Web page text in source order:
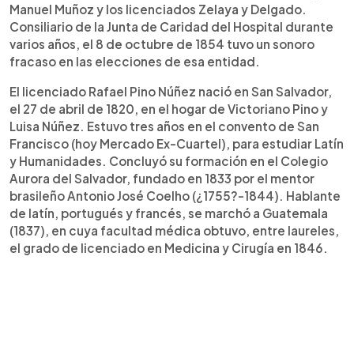
Manuel Muñoz y los licenciados Zelaya y Delgado.
Consiliario de la Junta de Caridad del Hospital durante
varios años, el 8 de octubre de 1854 tuvo un sonoro
fracaso en las elecciones de esa entidad.
El licenciado Rafael Pino Núñez nació en San Salvador,
el 27 de abril de 1820, en el hogar de Victoriano Pino y
Luisa Núñez. Estuvo tres años en el convento de San
Francisco (hoy Mercado Ex-Cuartel), para estudiar Latín
y Humanidades. Concluyó su formación en el Colegio
Aurora del Salvador, fundado en 1833 por el mentor
brasileño Antonio José Coelho (¿1755?-1844). Hablante
de latín, portugués y francés, se marchó a Guatemala
(1837), en cuya facultad médica obtuvo, entre laureles,
el grado de licenciado en Medicina y Cirugía en 1846.